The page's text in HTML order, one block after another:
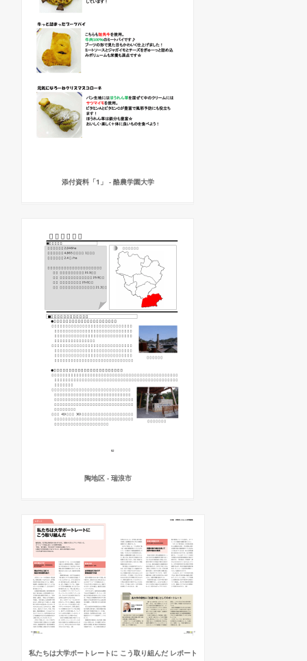
添付資料「1」 - 酪農学園大学
陶地区 - 瑞浪市
私たちは大学ポートレートに こう取り組んだ レポート